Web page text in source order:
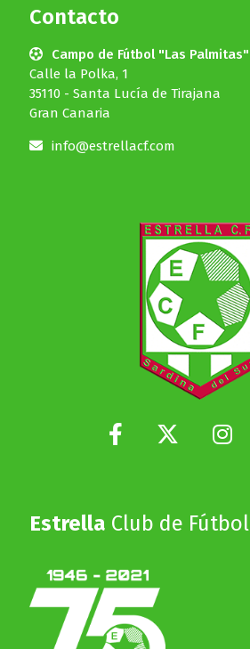
Contacto
Campo de Fútbol "Las Palmitas"
Calle la Polka, 1
35110 - Santa Lucía de Tirajana
Gran Canaria
info@estrellacf.com
Estrella Club de Fútbol